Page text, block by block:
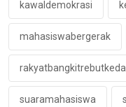
kawaldemokrasi
mahasiswabergerak
suaramahasiswa